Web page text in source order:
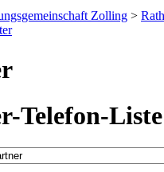
Zolling >
Telefon-Liste